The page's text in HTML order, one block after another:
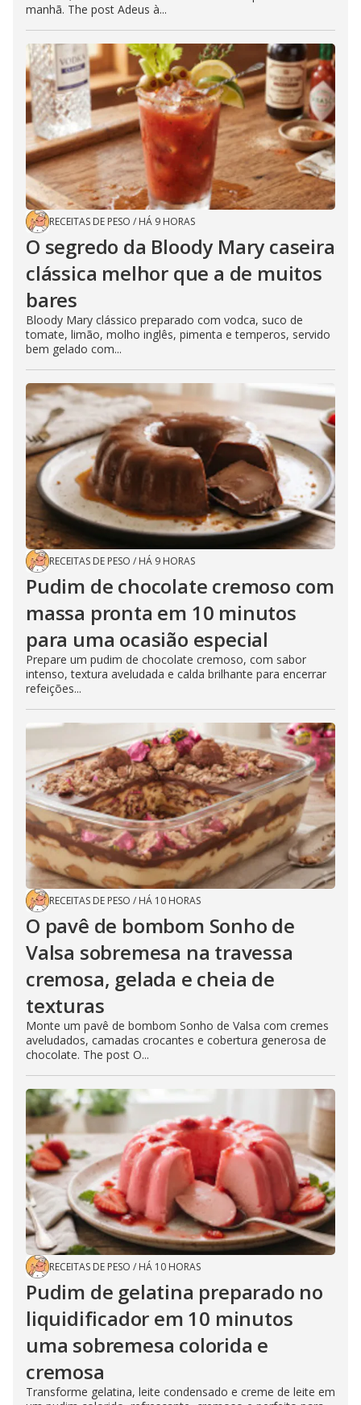
manhã. The post Adeus à...
RECEITAS DE PESO / HÁ 9 HORAS
O segredo da Bloody Mary caseira
clássica melhor que a de muitos
bares
Bloody Mary clássico preparado com vodca, suco de
tomate, limão, molho inglês, pimenta e temperos, servido
bem gelado com...
RECEITAS DE PESO / HÁ 9 HORAS
Pudim de chocolate cremoso com
massa pronta em 10 minutos
para uma ocasião especial
Prepare um pudim de chocolate cremoso, com sabor
intenso, textura aveludada e calda brilhante para encerrar
refeições...
RECEITAS DE PESO / HÁ 10 HORAS
O pavê de bombom Sonho de
Valsa sobremesa na travessa
cremosa, gelada e cheia de
texturas
Monte um pavê de bombom Sonho de Valsa com cremes
aveludados, camadas crocantes e cobertura generosa de
chocolate. The post O...
RECEITAS DE PESO / HÁ 10 HORAS
Pudim de gelatina preparado no
liquidificador em 10 minutos
uma sobremesa colorida e
cremosa
Transforme gelatina, leite condensado e creme de leite em